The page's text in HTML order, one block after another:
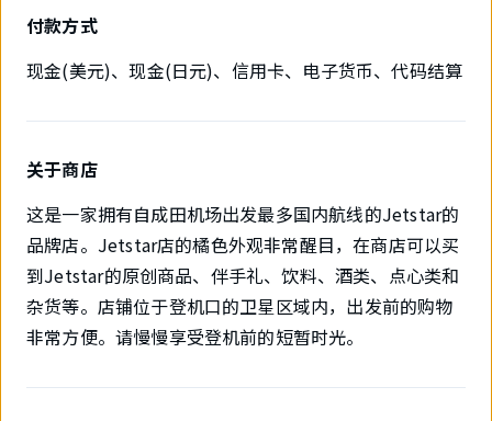
付款方式
现金(美元)、现金(日元)、信用卡、电子货币、代码结算
关于商店
这是一家拥有自成田机场出发最多国内航线的Jetstar的
品牌店。Jetstar店的橘色外观非常醒目，在商店可以买
到Jetstar的原创商品、伴手礼、饮料、酒类、点心类和
杂货等。店铺位于登机口的卫星区域内，出发前的购物
非常方便。请慢慢享受登机前的短暂时光。